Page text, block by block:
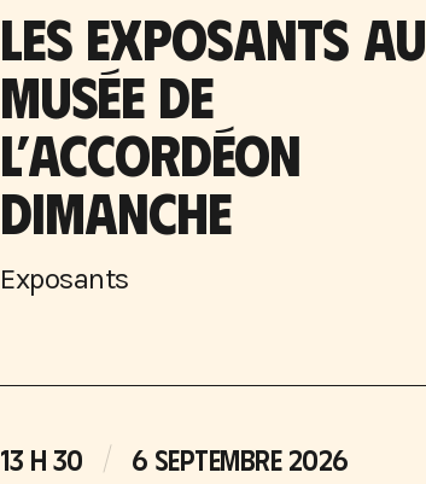
LES EXPOSANTS AU
MUSÉE DE
L’ACCORDÉON
DIMANCHE
Exposants
13 H 30 6 SEPTEMBRE 2026